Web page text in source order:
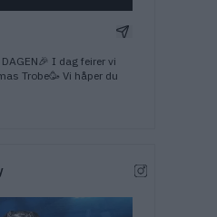
Del Instagram-
DAGEN🎉 I dag feirer vi
Trobe🥳 Vi håper du